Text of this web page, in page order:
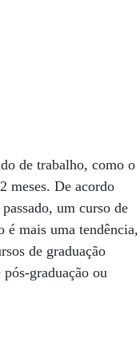
de trabalho, como o
meses. De acordo
um curso de
é mais uma tendência,
de graduação
graduação ou